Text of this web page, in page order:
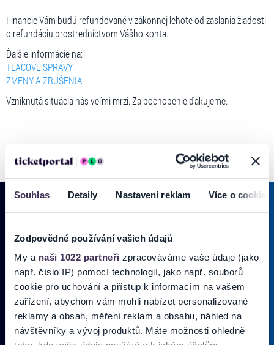
Souhlas Detaily Nastavení reklam Více o cookies
Zodpovědné používání vašich údajů
My a naši 1022 partneři zpracováváme vaše údaje (jako
např. číslo IP) pomocí technologií, jako např. souborů
cookie pro uchování a přístup k informacím na vašem
zařízení, abychom vám mohli nabízet personalizované
reklamy a obsah, měření reklam a obsahu, náhled na
návštěvníky a vývoj produktů. Máte možnosti ohledně
Financie Vám budú refundované v zákonnej lehote od zaslania žiadosti
o refundáciu prostredníctvom Vášho konta.
Ďalšie informácie na:
TLAČOVÉ SPRÁVY
ZMENY A ZRUŠENIA
Vzniknutá situácia nás veľmi mrzí. Za pochopenie ďakujeme.
PRIHLÁSIŤ SA KODBERU NOVINIEK
Pridajte sa do zoznamu odberateľov a doručte si najnovšie špeciálne
ponuky priamo do doručenej pošty.
Vložte
svoj